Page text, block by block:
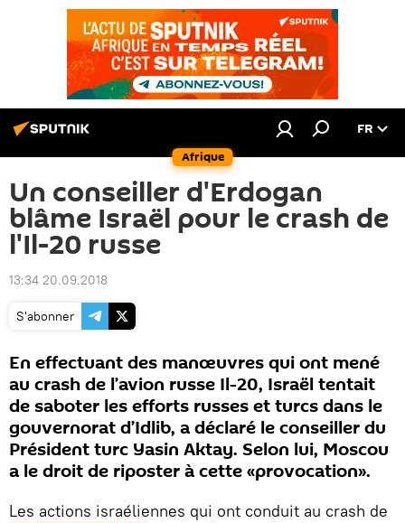
Afrique
FR
Un conseiller d'Erdogan
blâme Israël pour le crash de
l'Il-20 russe
13:34 20.09.2018
S'abonner
En effectuant des manœuvres qui ont mené
au crash de l’avion russe Il-20, Israël tentait
de saboter les efforts russes et turcs dans le
gouvernorat d’Idlib, a déclaré le conseiller du
Président turc Yasin Aktay. Selon lui, Moscou
a le droit de riposter à cette «provocation».
Les actions israéliennes qui ont conduit au crash de